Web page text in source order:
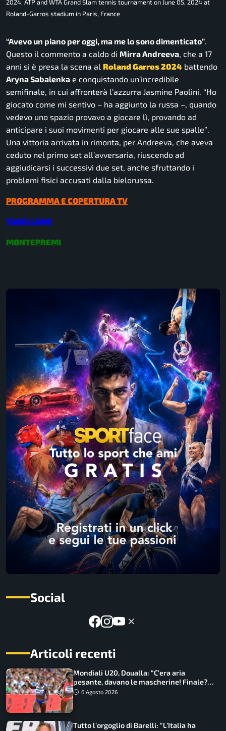
2024, ATP and WTA Grand Slam tennis tournament on June 05, 2024 at
Roland-Garros stadium in Paris, France
“Avevo un piano per oggi, ma me lo sono dimenticato”.
Questo il commento a caldo di Mirra Andreeva, che a 17
anni si è presa la scena al Roland Garros 2024 battendo
Aryna Sabalenka e conquistando un’incredibile
semifinale, in cui affronterà l’azzurra Jasmine Paolini. “Ho
giocato come mi sentivo – ha aggiunto la russa –, quando
vedevo uno spazio provavo a giocare lì, provando ad
anticipare i suoi movimenti per giocare alle sue spalle”.
Una vittoria arrivata in rimonta, per Andreeva, che aveva
ceduto nel primo set all’avversaria, riuscendo ad
aggiudicarsi i successivi due set, anche sfruttando i
problemi fisici accusati dalla bielorussa.
PROGRAMMA E COPERTURA TV
TABELLONE
MONTEPREMI
Social
Articoli recenti
Mondiali U20, Doualla: “C’era aria
pesante, davano le mascherine! Finale?
Non ho nulla da perdere”
6 Agosto 2026
Tutto l’orgoglio di Barelli: “L’Italia ha